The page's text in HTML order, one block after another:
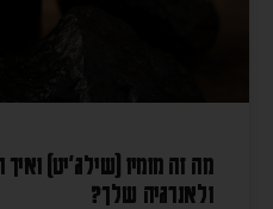
מה זה מומיו (שילג׳יט)
ולאנרגיה שלך?